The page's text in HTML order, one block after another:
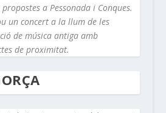
a Pessonada i Conques.
un concert a la llum de les
de música antiga amb
de proximitat.